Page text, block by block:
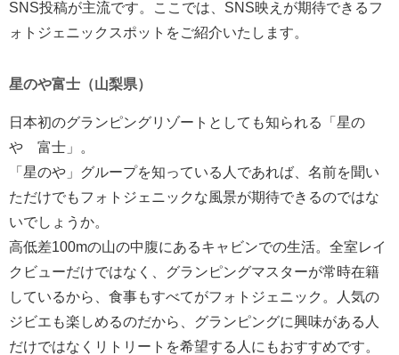
SNS投稿が主流です。ここでは、SNS映えが期待できるフ
ォトジェニックスポットをご紹介いたします。
星のや富士（山梨県）
日本初のグランピングリゾートとしても知られる「星の
や 富士」。
「星のや」グループを知っている人であれば、名前を聞い
ただけでもフォトジェニックな風景が期待できるのではな
いでしょうか。
高低差100mの山の中腹にあるキャビンでの生活。全室レイ
クビューだけではなく、グランピングマスターが常時在籍
しているから、食事もすべてがフォトジェニック。人気の
ジビエも楽しめるのだから、グランピングに興味がある人
だけではなくリトリートを希望する人にもおすすめです。